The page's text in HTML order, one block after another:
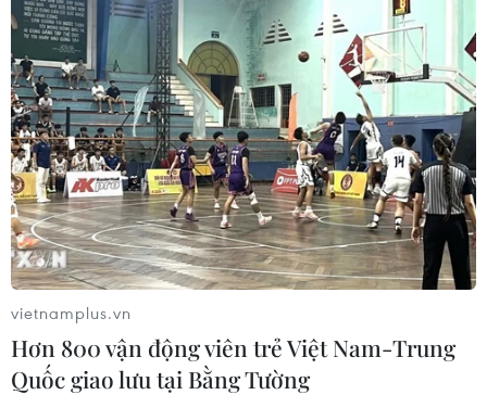
vietnamplus.vn
Hơn 800 vận động viên trẻ Việt Nam-Trung
Quốc giao lưu tại Bằng Tường